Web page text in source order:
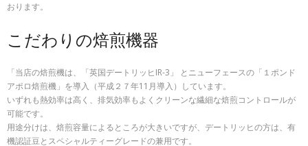
おります。
こだわりの焙煎機器
「当店の焙煎機は、「英国デートリッヒIR-3」 とニューフェースの「１ポンド
アポロ焙煎機」を導入（平成２７年11月導入）しています。
いずれも熱効率は高く、排気効率もよくクリーンな繊細な焙煎コントロールが
可能です。
用途分けは、焙煎容量によるところが大きいですが、デートリッヒの方は、有
機認証豆とスペシャルティーグレードの兼用です。